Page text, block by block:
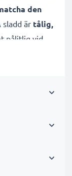
den
sladd är tålig,
pålitlig vid
samt